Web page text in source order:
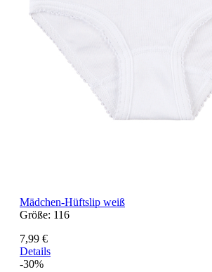
Mädchen-Hüftslip weiß
Größe: 116
7,99 €
Details
-30%